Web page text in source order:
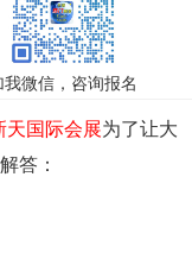
我微信，咨询报名
天国际会展为了让大
答：